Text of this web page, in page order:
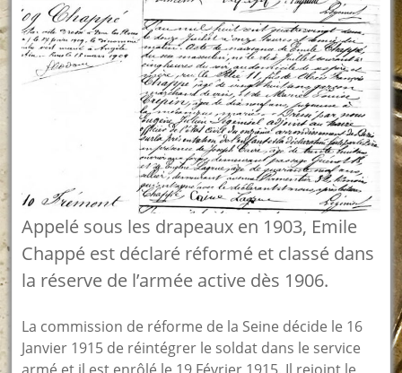
Appelé sous les drapeaux en 1903, Emile
Chappé est déclaré réformé et classé dans
la réserve de l’armée active dès 1906.
La commission de réforme de la Seine décide le 16
Janvier 1915 de réintégrer le soldat dans le service